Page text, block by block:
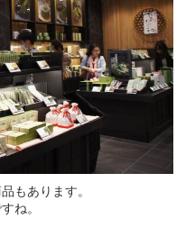
もあります。
ね。